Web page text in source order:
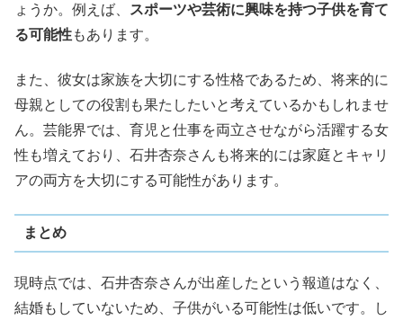
ょうか。例えば、
スポーツや芸術に興味を持つ子供を育て
る可能性もあります。
また、彼女は家族を大切にする性格であるため、将来的に
母親としての役割も果たしたいと考えているかもしれませ
ん。芸能界では、育児と仕事を両立させながら活躍する女
性も増えており、石井杏奈さんも将来的には家庭とキャリ
アの両方を大切にする可能性があります。
まとめ
現時点では、石井杏奈さんが出産したという報道はなく、
結婚もしていないため、子供がいる可能性は低いです。し